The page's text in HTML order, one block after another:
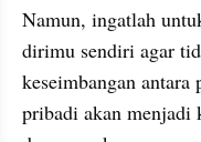
Namun, ingatlah
dirimu sendiri agar
keseimbangan
pribadi akan